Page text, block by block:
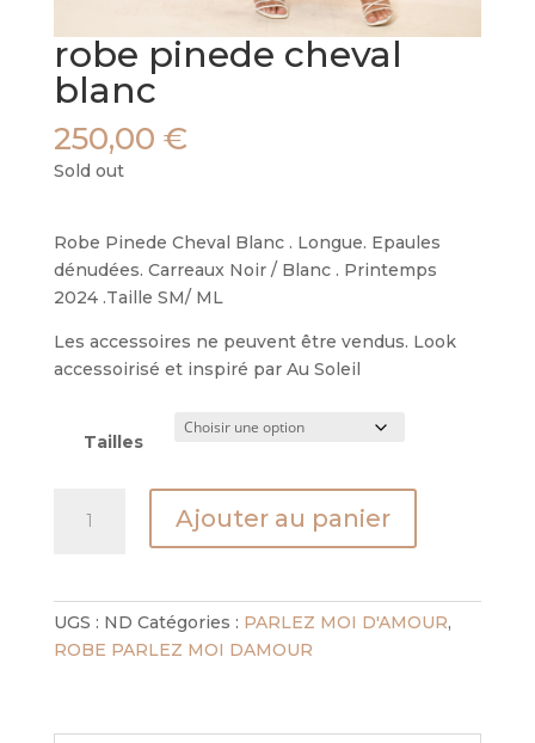
robe pinede cheval
blanc
250,00 €
Sold out
Robe Pinede Cheval Blanc . Longue. Epaules
dénudées. Carreaux Noir / Blanc . Printemps
2024 .Taille SM/ ML
Les accessoires ne peuvent être vendus. Look
accessoirisé et inspiré par Au Soleil
Tailles
Ajouter au panier
UGS : ND Catégories : PARLEZ MOI D'AMOUR,
ROBE PARLEZ MOI DAMOUR